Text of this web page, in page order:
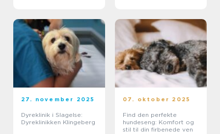
27. november 2025
Dyreklinik i Slagelse:
Dyreklinikken Klingeberg
07. oktober 2025
Find den perfekte
hundeseng: Komfort og
stil til din firbenede ven